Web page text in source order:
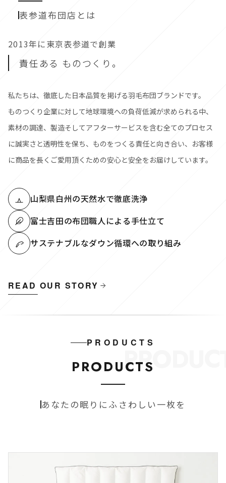
表参道布団店とは
2013年に東京表参道で創業
責任ある ものつくり。
私たちは、徹底した日本品質を掲げる羽毛布団ブランドです。
ものつくり企業に対して地球環境への負荷低減が求められる中、
素材の調達、製造そしてアフターサービスを含む全てのプロセス
に誠実さと透明性を保ち、ものをつくる責任と向き合い、お客様
に商品を長くご愛用頂くための安心と安全をお届けしています。
山梨県白州の天然水で徹底洗浄
富士吉田の布団職人による手仕立て
サステナブルなダウン循環への取り組み
READ OUR STORY
PRODUCTS
PRODUCTS
あなたの眠りにふさわしい一枚を